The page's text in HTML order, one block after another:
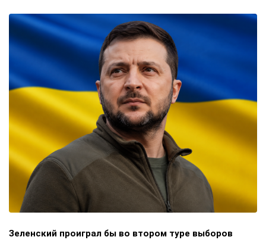
Зеленский проиграл бы во втором туре выборов